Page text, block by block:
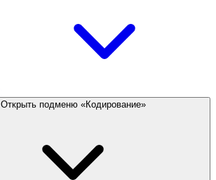
Открыть подменю «Кодирование»